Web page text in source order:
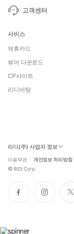
고객센터
서비스
제휴카드
뷰어 다운로드
CP사이트
리디바탕
리디(주) 사업자 정보
이용약관 개인정보 처리방침
© RIDI Corp.
페
이
인
스
트
위